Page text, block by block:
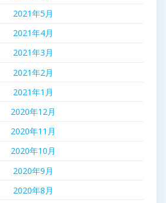
2021年5月
2021年4月
2021年3月
2021年2月
2021年1月
2020年12月
2020年11月
2020年10月
2020年9月
2020年8月